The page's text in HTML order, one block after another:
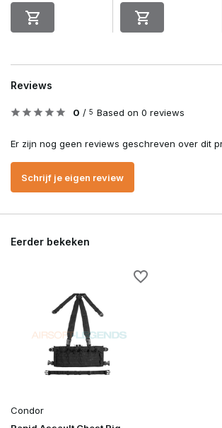
Reviews
0 / 5 Based on 0 reviews
Er zijn nog geen reviews geschreven over dit
Schrijf je eigen review
Eerder bekeken
Condor